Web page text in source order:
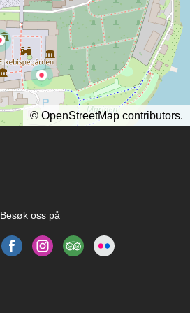
Besøk oss på
© OpenStreetMap contributors.